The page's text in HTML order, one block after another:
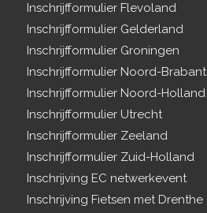
Inschrijfformulier Flevoland
Inschrijfformulier Gelderland
Inschrijfformulier Groningen
Inschrijfformulier Noord-Brabant
Inschrijfformulier Noord-Holland
Inschrijfformulier Utrecht
Inschrijfformulier Zeeland
Inschrijfformulier Zuid-Holland
Inschrijving EC netwerkevent
Inschrijving Fietsen met Drenthe